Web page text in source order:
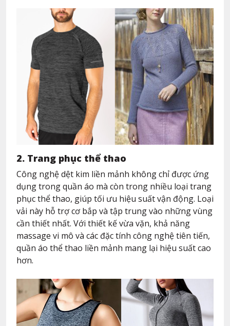
2. Trang phục thể thao
Công nghệ dệt kim liền mảnh không chỉ được ứng
dụng trong quần áo mà còn trong nhiều loại trang
phục thể thao, giúp tối ưu hiệu suất vận động. Loại
vải này hỗ trợ cơ bắp và tập trung vào những vùng
cần thiết nhất. Với thiết kế vừa vặn, khả năng
massage vi mô và các đặc tính công nghệ tiên tiến,
quần áo thể thao liền mảnh mang lại hiệu suất cao
hơn.